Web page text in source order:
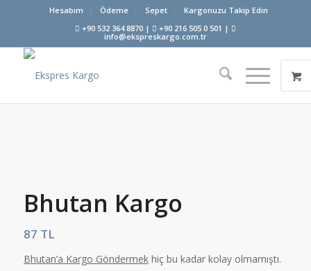
Hesabım Ödeme Sepet
Kargonuzu Takip Edin
+90 532 364 8870 |
+90 216 505 0 501 |
info@ekspreskargo.com.tr
Bhutan Kargo
87 TL
Bhutan’a Kargo Göndermekhiç bu kadar kolay olmamıştı.